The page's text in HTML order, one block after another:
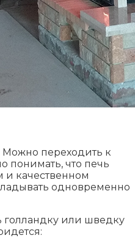
переходить к
понимать, что печь
и качественном
одновременно
голландку или шведку